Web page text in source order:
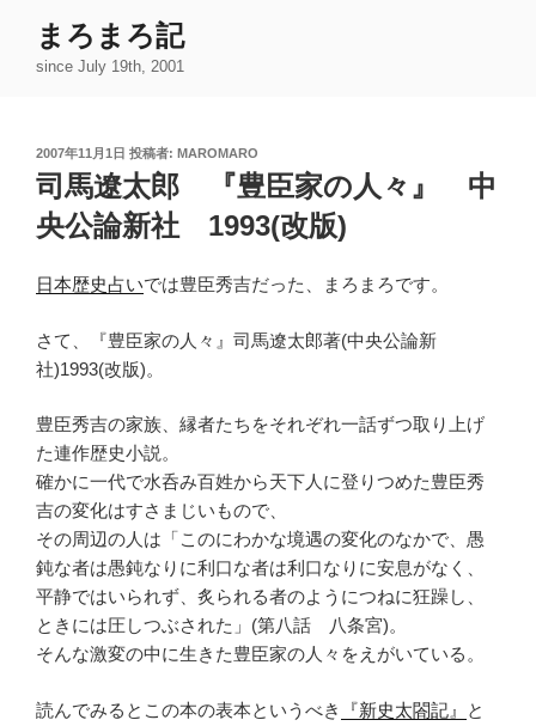
まろまろ記
since July 19th, 2001
投
稿
日:
2007年11月1日 投稿者: MAROMARO
司馬遼太郎 『豊臣家の人々』 中
央公論新社 1993(改版)
日本歴史占いでは豊臣秀吉だった、まろまろです。
さて、『豊臣家の人々』司馬遼太郎著(中央公論新
社)1993(改版)。
豊臣秀吉の家族、縁者たちをそれぞれ一話ずつ取り上げ
た連作歴史小説。
確かに一代で水呑み百姓から天下人に登りつめた豊臣秀
吉の変化はすさまじいもので、
その周辺の人は「このにわかな境遇の変化のなかで、愚
鈍な者は愚鈍なりに利口な者は利口なりに安息がなく、
平静ではいられず、炙られる者のようにつねに狂躁し、
ときには圧しつぶされた」(第八話 八条宮)。
そんな激変の中に生きた豊臣家の人々をえがいている。
読んでみるとこの本の表本というべき 『新史太閤記』
と